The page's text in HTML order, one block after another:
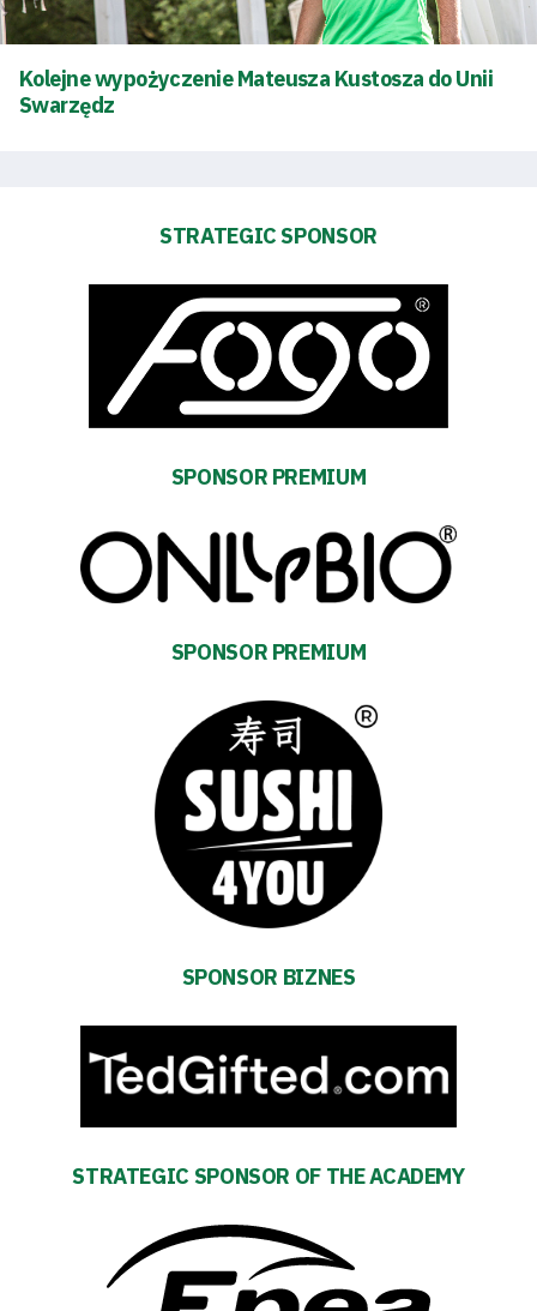
Table
schedule
Contact
Kolejne wypożyczenie Mateusza Kustosza do Unii
Swarzędz
STRATEGIC SPONSOR
SPONSOR PREMIUM
SPONSOR PREMIUM
SPONSOR BIZNES
STRATEGIC SPONSOR OF THE ACADEMY